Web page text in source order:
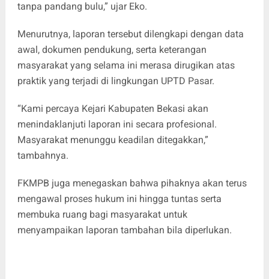
tanpa pandang bulu,” ujar Eko.
Menurutnya, laporan tersebut dilengkapi dengan data
awal, dokumen pendukung, serta keterangan
masyarakat yang selama ini merasa dirugikan atas
praktik yang terjadi di lingkungan UPTD Pasar.
“Kami percaya Kejari Kabupaten Bekasi akan
menindaklanjuti laporan ini secara profesional.
Masyarakat menunggu keadilan ditegakkan,”
tambahnya.
FKMPB juga menegaskan bahwa pihaknya akan terus
mengawal proses hukum ini hingga tuntas serta
membuka ruang bagi masyarakat untuk
menyampaikan laporan tambahan bila diperlukan.